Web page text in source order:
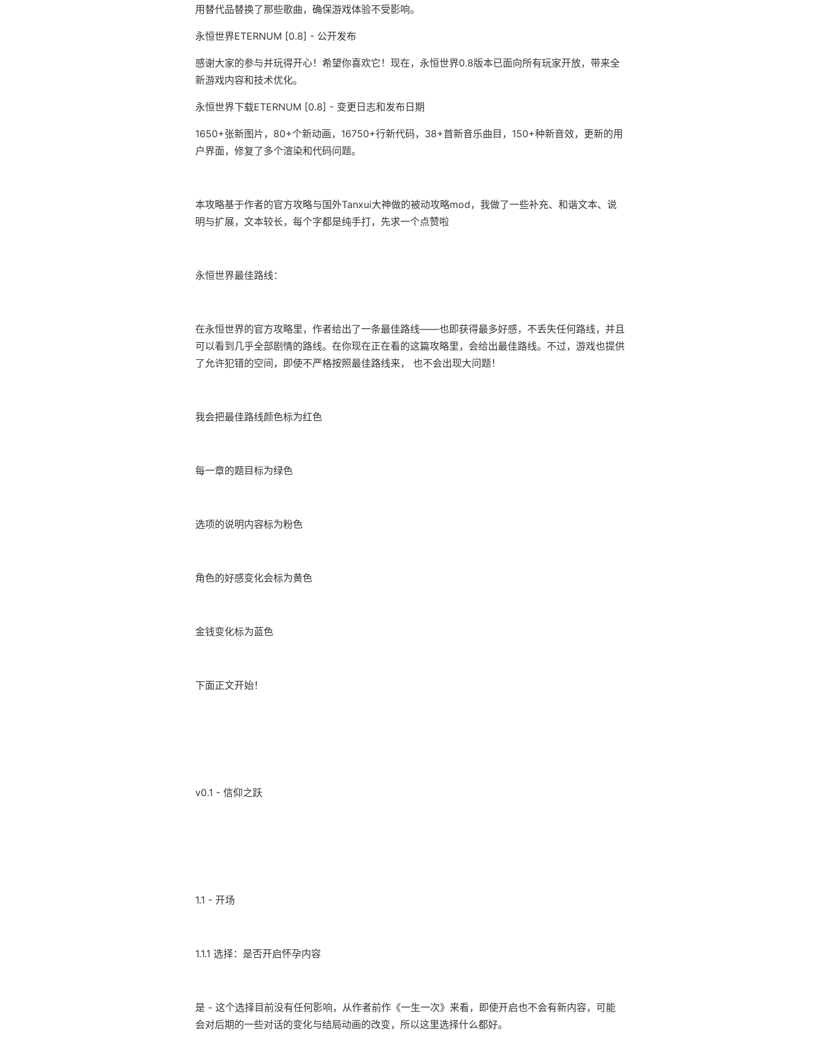
用替代品替换了那些歌曲，确保游戏体验不受影响。
永恒世界ETERNUM [0.8] - 公开发布
感谢大家的参与并玩得开心！希望你喜欢它！现在，永恒世界0.8版本已面向所有玩家开放，带来全
新游戏内容和技术优化。
永恒世界下载ETERNUM [0.8] - 变更日志和发布日期
1650+张新图片，80+个新动画，16750+行新代码，38+首新音乐曲目，150+种新音效，更新的用
户界面，修复了多个渲染和代码问题。
本攻略基于作者的官方攻略与国外Tanxui大神做的被动攻略mod，我做了一些补充、和谐文本、说
明与扩展，文本较长，每个字都是纯手打，先求一个点赞啦
永恒世界最佳路线：
在永恒世界的官方攻略里，作者给出了一条最佳路线——也即获得最多好感，不丢失任何路线，并且
可以看到几乎全部剧情的路线。在你现在正在看的这篇攻略里，会给出最佳路线。不过，游戏也提供
了允许犯错的空间，即使不严格按照最佳路线来， 也不会出现大问题！
我会把最佳路线颜色标为红色
每一章的题目标为绿色
选项的说明内容标为粉色
角色的好感变化会标为黄色
金钱变化标为蓝色
下面正文开始！
v0.1 - 信仰之跃
1.1 - 开场
1.1.1 选择：是否开启怀孕内容
是 - 这个选择目前没有任何影响，从作者前作《一生一次》来看，即使开启也不会有新内容，可能
会对后期的一些对话的变化与结局动画的改变，所以这里选择什么都好。